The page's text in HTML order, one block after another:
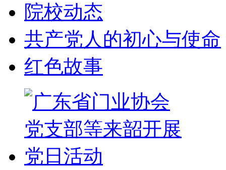
院校动态
共产党人的初心与使命
红色故事